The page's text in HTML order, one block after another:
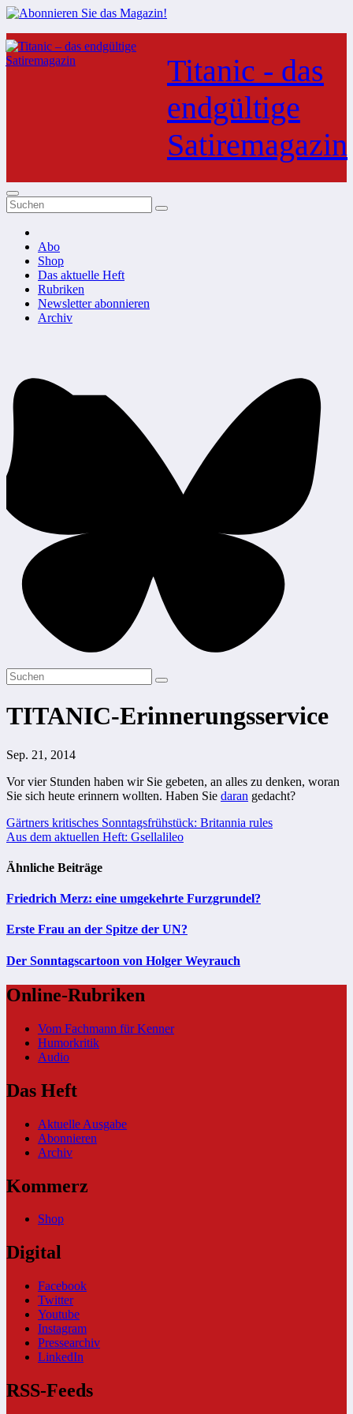
Zum
Inhalt
springen
Titanic - das
endgültige
Satiremagazin
Abo
Shop
Das aktuelle Heft
Rubriken
Newsletter abonnieren
Archiv
TITANIC-Erinnerungsservice
Sep. 21, 2014
Vor vier Stunden haben wir Sie gebeten, an alles zu denken, woran
Sie sich heute erinnern wollten. Haben Sie daran gedacht?
Beitragsnavigation
Gärtners kritisches Sonntagsfrühstück: Britannia rules
Aus dem aktuellen Heft: Gsellalileo
Ähnliche Beiträge
Friedrich Merz: eine umgekehrte Furzgrundel?
Erste Frau an der Spitze der UN?
Der Sonntagscartoon von Holger Weyrauch
Online-Rubriken
Vom Fachmann für Kenner
Humorkritik
Audio
Das Heft
Aktuelle Ausgabe
Abonnieren
Archiv
Kommerz
Shop
Digital
Facebook
Twitter
Youtube
Instagram
Pressearchiv
LinkedIn
RSS-Feeds